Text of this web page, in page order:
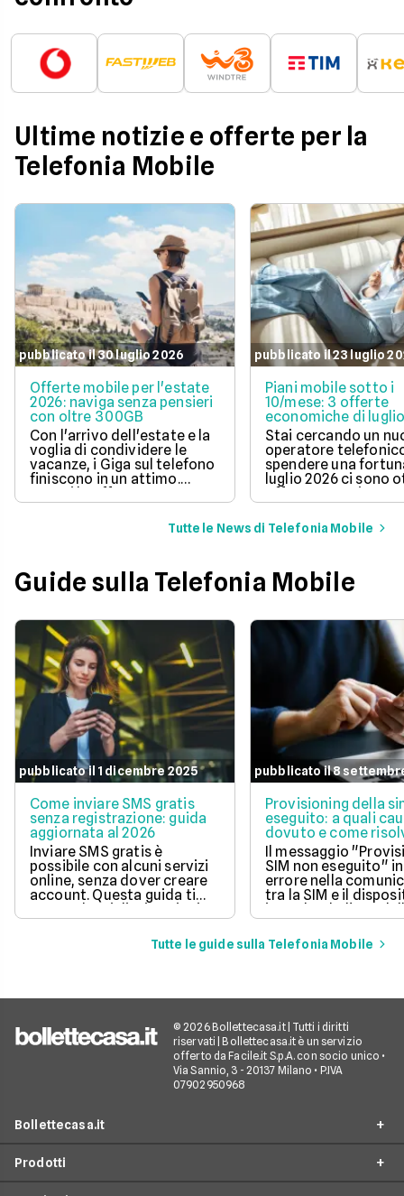
Ultime notizie e offerte per la
Telefonia Mobile
pubblicato il 30 luglio 2026
Offerte mobile per l'estate
2026: naviga senza pensieri
con oltre 300GB
Con l'arrivo dell'estate e la
voglia di condividere le
vacanze, i Giga sul telefono
finiscono in un attimo.
Scopri le offerte
telefoniche di luglio 2026
per navigare veloci in 5G
con tantissimi Giga e
pubblicato il 23 luglio
Piani mobile sotto i
10/mese: 3 offerte
economiche di
Stai cercando un
operatore
spendere una
luglio 2026 ci sono
offerte sotto i 10
mese che includono
tantissimi Giga e la
connessione 5G.
Tutte le News di Telefonia Mobile
Guide sulla Telefonia Mobile
pubblicato il 1 dicembre 2025
Come inviare SMS gratis
senza registrazione: guida
aggiornata al 2026
Inviare SMS gratis è
possibile con alcuni servizi
online, senza dover creare
account. Questa guida ti
mostra le migliori opzioni
per inviare messaggi senza
pubblicato il 8
Provisioning della
eseguito: a quali
dovuto e come
questo errore
Il messaggio
SIM non eseguito"
errore nella
tra la SIM e il
impedendo l'uso
mobile.
Tutte le guide sulla Telefonia Mobile
© 2026 Bollettecasa.it | Tutti i diritti
riservati | Bollettecasa.it è un servizio
offerto da Facile.it S.p.A. con socio unico •
Via Sannio, 3 - 20137 Milano • P.IVA
07902950968
Bollettecasa.it
Prodotti